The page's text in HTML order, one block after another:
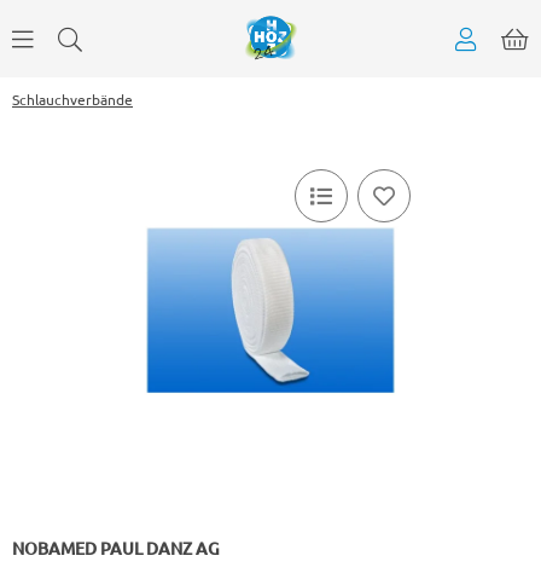
Schlauchverbände
NOBAMED PAUL DANZ AG